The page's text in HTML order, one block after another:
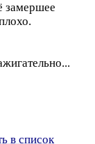
замершее
в список